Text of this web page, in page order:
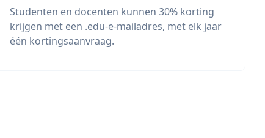
Studenten en docenten kunnen 30% korting
krijgen met een .edu-e-mailadres, met elk jaar
één kortingsaanvraag.